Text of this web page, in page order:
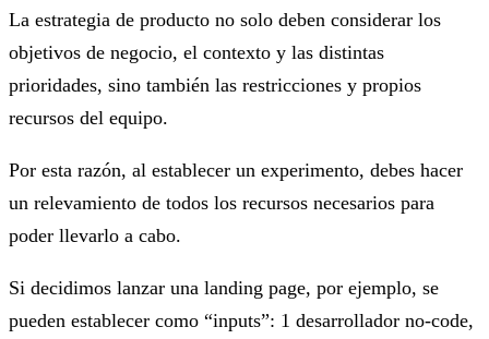
La estrategia de producto no solo deben considerar los
objetivos de negocio, el contexto y las distintas
prioridades, sino también las restricciones y propios
recursos del equipo.
Por esta razón, al establecer un experimento, debes hacer
un relevamiento de todos los recursos necesarios para
poder llevarlo a cabo.
Si decidimos lanzar una landing page, por ejemplo, se
pueden establecer como “inputs”: 1 desarrollador no-code,